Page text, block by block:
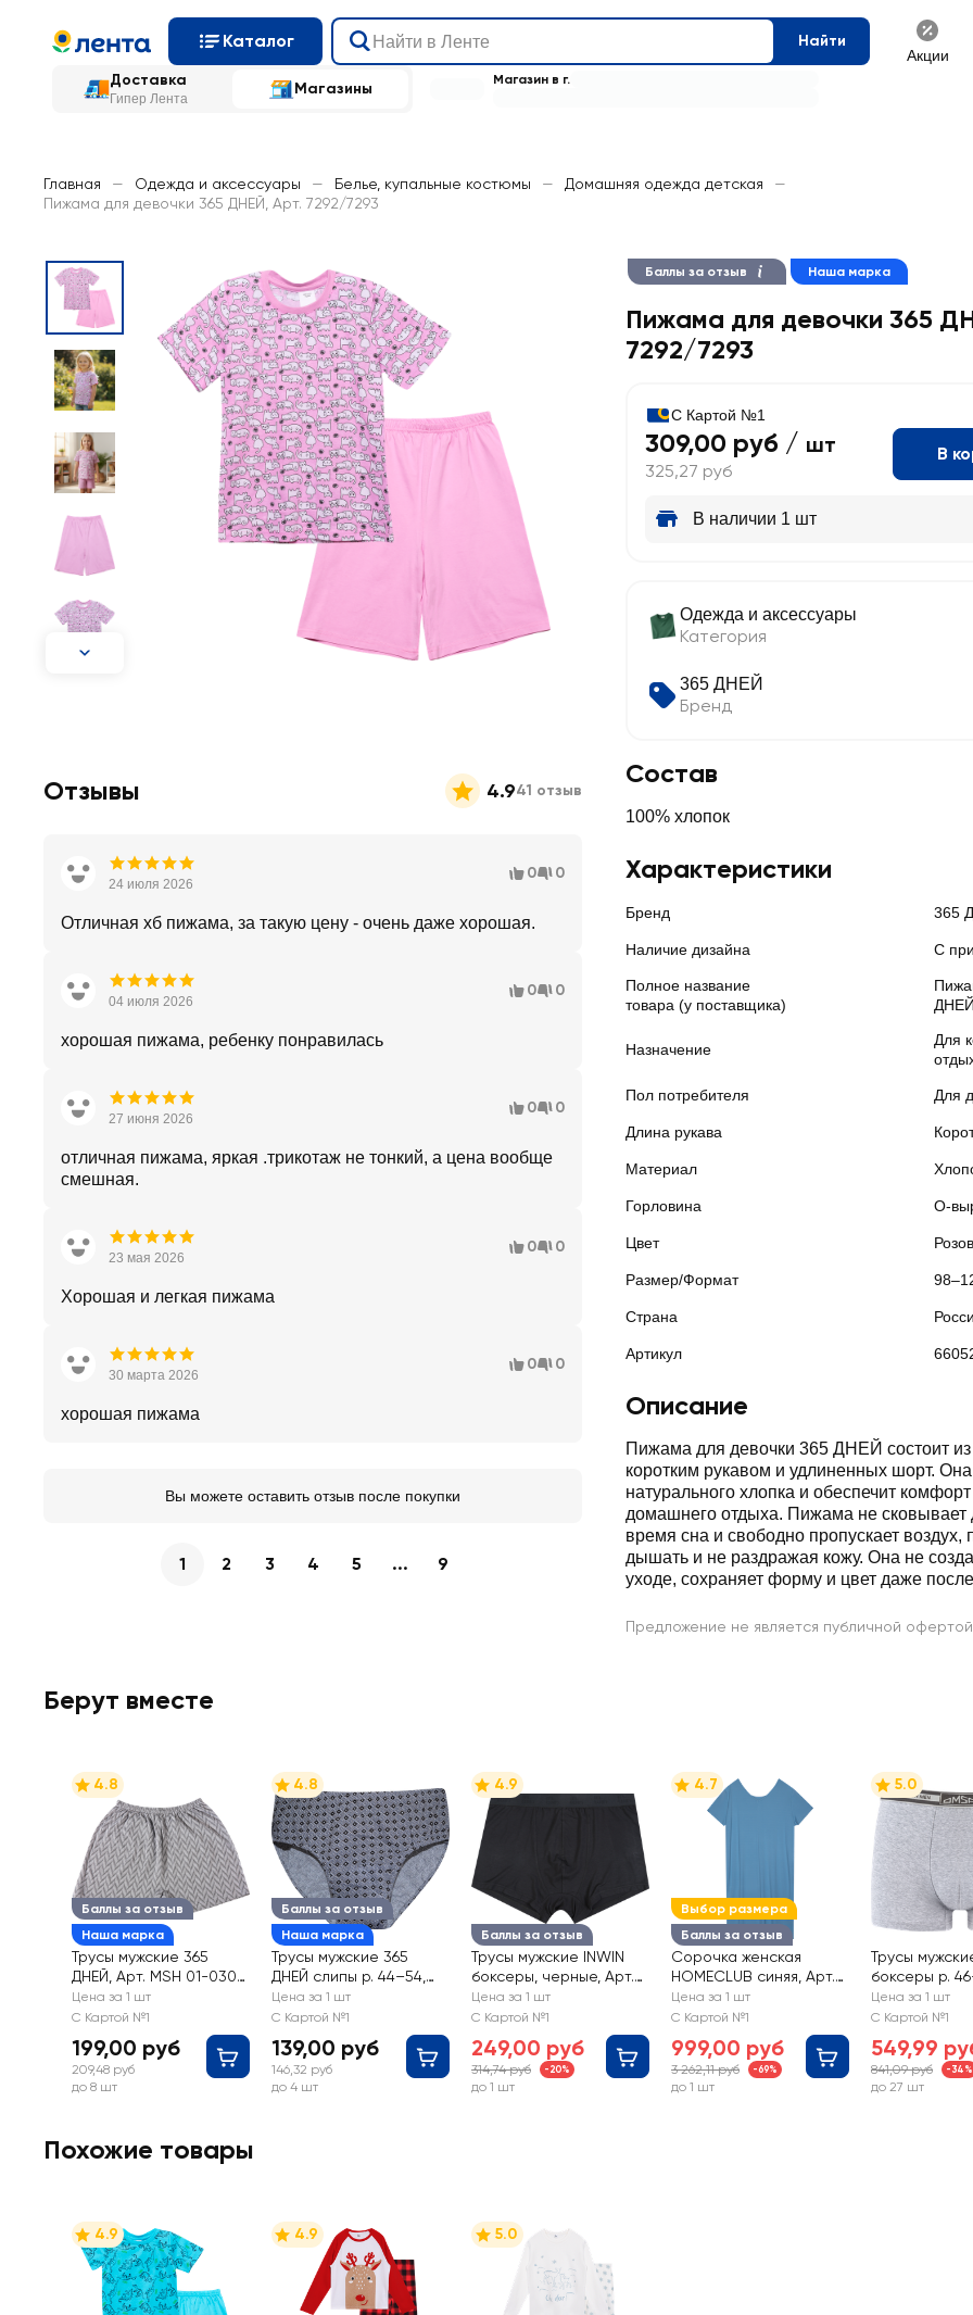
Каталог Найти
Акции
Доставка
Гипер Лента
Магазины Магазин в г.
Главная — Одежда и аксессуары — Белье, купальные костюмы — Домашняя одежда детская
—
Пижама для девочки 365 ДНЕЙ, Арт. 7292/7293
Баллы за отзыв Наша марка
Пижама для девочки 365
7292/7293
С Картой №1
309,00 руб / шт
325,27 руб
В
В наличии 1 шт
Одежда и аксессуары
Категория
365 ДНЕЙ
Бренд
Состав
100% хлопок
Характеристики
Бренд 365
Наличие дизайна С
Полное название
товара (у поставщика)
Назначение
Для
Пол потребителя Для
Длина рукава
Материал
Горловина О-
Цвет
Размер/Формат
Страна
Артикул
Описание
Пижама для девочки 365 ДНЕЙ состоит
коротким рукавом и удлиненных шорт. Она
натурального хлопка и обеспечит
домашнего отдыха. Пижама не сковывает
время сна и свободно пропускает воздух,
дышать и не раздражая кожу. Она не
уходе, сохраняет форму и цвет даже
Предложение не является публичной офертой
Отзывы 4.941 отзыв
24 июля 2026
0 0
Отличная хб пижама, за такую цену - очень даже хорошая.
04 июля 2026
0 0
хорошая пижама, ребенку понравилась
27 июня 2026
0 0
отличная пижама, яркая .трикотаж не тонкий, а цена вообще
смешная.
23 мая 2026
0 0
Хорошая и легкая пижама
30 марта 2026
0 0
хорошая пижама
Вы можете оставить отзыв после покупки
1 2 3 4 5 ... 9
Берут вместе
Баллы за отзыв
Наша марка
4.8
Трусы мужские 365
ДНЕЙ, Арт. MSH 01-030-
1Цена за 1 шт
С Картой №1
199,00 руб
209,48 руб
до 8 шт
Баллы за отзыв
Наша марка
4.8
Трусы мужские 365
ДНЕЙ слипы р. 44–54,
Арт. 1630/1631
Цена за 1 шт
С Картой №1
139,00 руб
146,32 руб
до 4 шт
Баллы за отзыв
4.9
Трусы мужские INWIN
боксеры, черные, Арт.
R25101-4
Цена за 1 шт
С Картой №1
249,00 руб
314,74 руб -20%
до 1 шт
Выбор размера
Баллы за отзыв
4.7
Сорочка женская
HOMECLUB синяя, Арт.
L25204-06
Цена за 1 шт
С Картой №1
999,00 руб
3 262,11 руб -69%
до 1 шт
5.0
Трусы
боксеры р.
серый
Цена за 1 шт
С Картой №1
549,99
841,09 руб -34%
до 27 шт
Похожие товары
4.9 4.9 5.0